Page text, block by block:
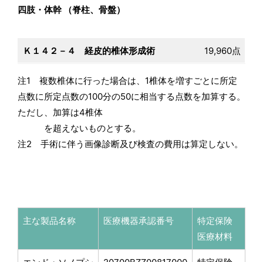
四肢・体幹 （脊柱、骨盤）
Ｋ１４２－４ 経皮的椎体形成術 19,960点
注1 複数椎体に行った場合は、1椎体を増すごとに所定
点数に所定点数の100分の50に相当する点数を加算する。
ただし、加算は4椎体
を超えないものとする。
注2 手術に伴う画像診断及び検査の費用は算定しない。
主な製品名称 医療機器承認番号
特定保険
医療材料